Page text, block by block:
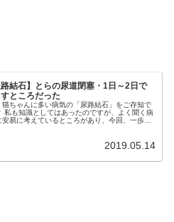
路結石】とらの尿道閉塞・1日～2日で
ところだった
猫ちゃんに多い病気の「尿路結石」をご存知で
私も知識としてはあったのですが、よく聞く病
安易に考えているところがあり、今回、一歩間
2019.05.14